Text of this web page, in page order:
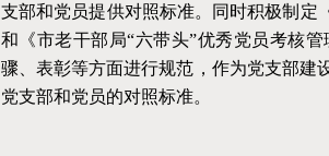
支部和党员提供对照标准。同时积极制定
和《市老干部局“六带头”优秀党员考核
骤、表彰等方面进行规范，作为党支部建
党支部和党员的对照标准。